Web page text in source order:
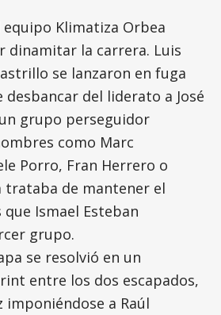
equipo Klimatiza Orbea
dinamitar la carrera. Luis
se lanzaron en fuga
del liderato a José
grupo perseguidor
como Marc
Porro, Fran Herrero o
trataba de mantener el
Ismael Esteban
grupo.
se resolvió en un
entre los dos escapados,
imponiéndose a Raúl